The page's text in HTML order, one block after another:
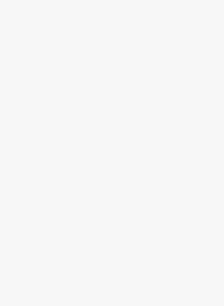
basée à Hong
holding semble
Selon notre
d’investissement,
chinois. Une
société chinoise
exploitant de